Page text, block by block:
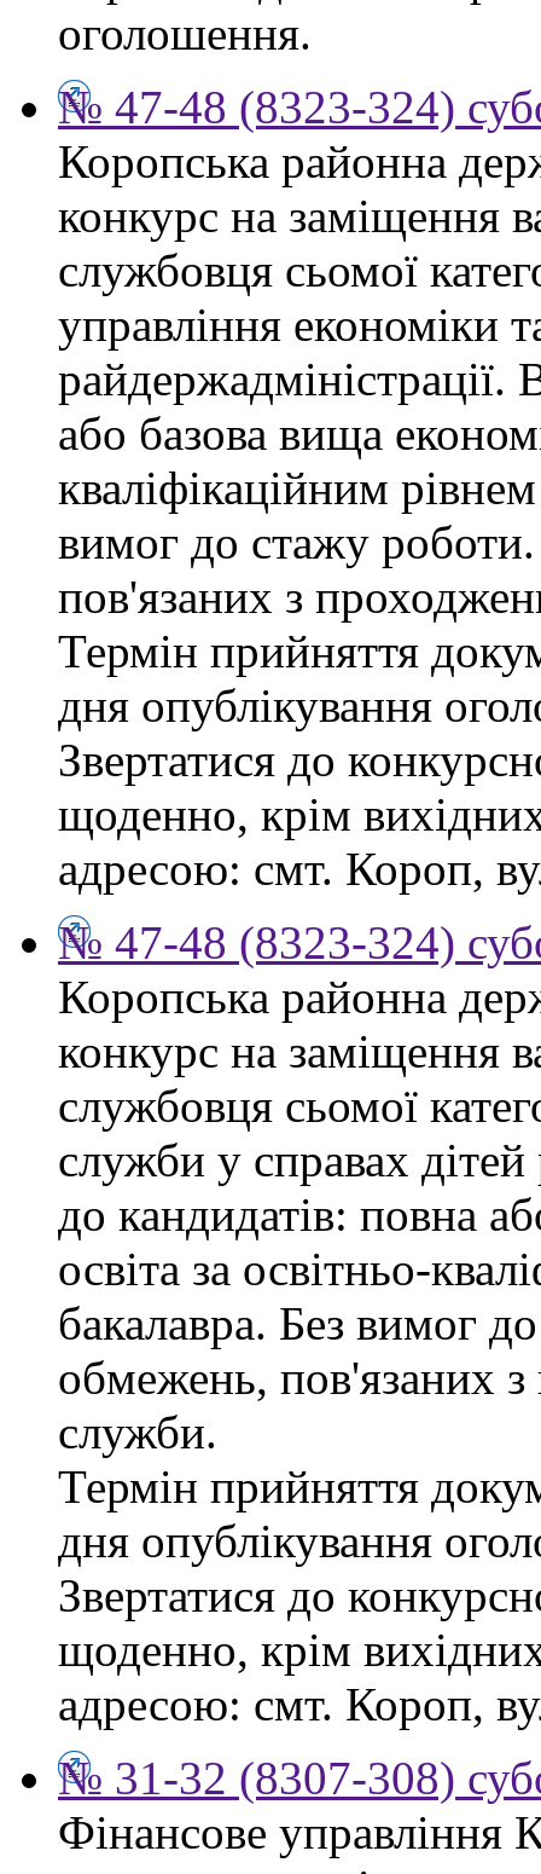
оголошення.
№ 47-48 (8323-324)
Коропська районна
конкурс на заміщення
службовця сьомої
управління економіки
або базова вища
кваліфікаційним
вимог до стажу
пов'язаних з
Термін прийняття
дня опублікування
Звертатися до
щоденно, крім
адресою: смт. Короп,
№ 47-48 (8323-324)
Коропська районна
конкурс на заміщення
службовця сьомої
служби у справах
до кандидатів: повна
освіта за освітньо-
бакалавра. Без вимог
обмежень, пов'язаних
служби.
Термін прийняття
дня опублікування
Звертатися до
щоденно, крім
адресою: смт. Короп,
№ 31-32 (8307-308)
Фінансове управління